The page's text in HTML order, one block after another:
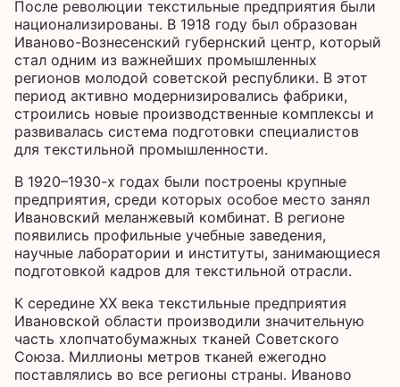
После революции текстильные предприятия были
национализированы. В 1918 году был образован
Иваново-Вознесенский губернский центр, который
стал одним из важнейших промышленных
регионов молодой советской республики. В этот
период активно модернизировались фабрики,
строились новые производственные комплексы и
развивалась система подготовки специалистов
для текстильной промышленности.
В 1920–1930-х годах были построены крупные
предприятия, среди которых особое место занял
Ивановский меланжевый комбинат. В регионе
появились профильные учебные заведения,
научные лаборатории и институты, занимающиеся
подготовкой кадров для текстильной отрасли.
К середине XX века текстильные предприятия
Ивановской области производили значительную
часть хлопчатобумажных тканей Советского
Союза. Миллионы метров тканей ежегодно
поставлялись во все регионы страны. Иваново